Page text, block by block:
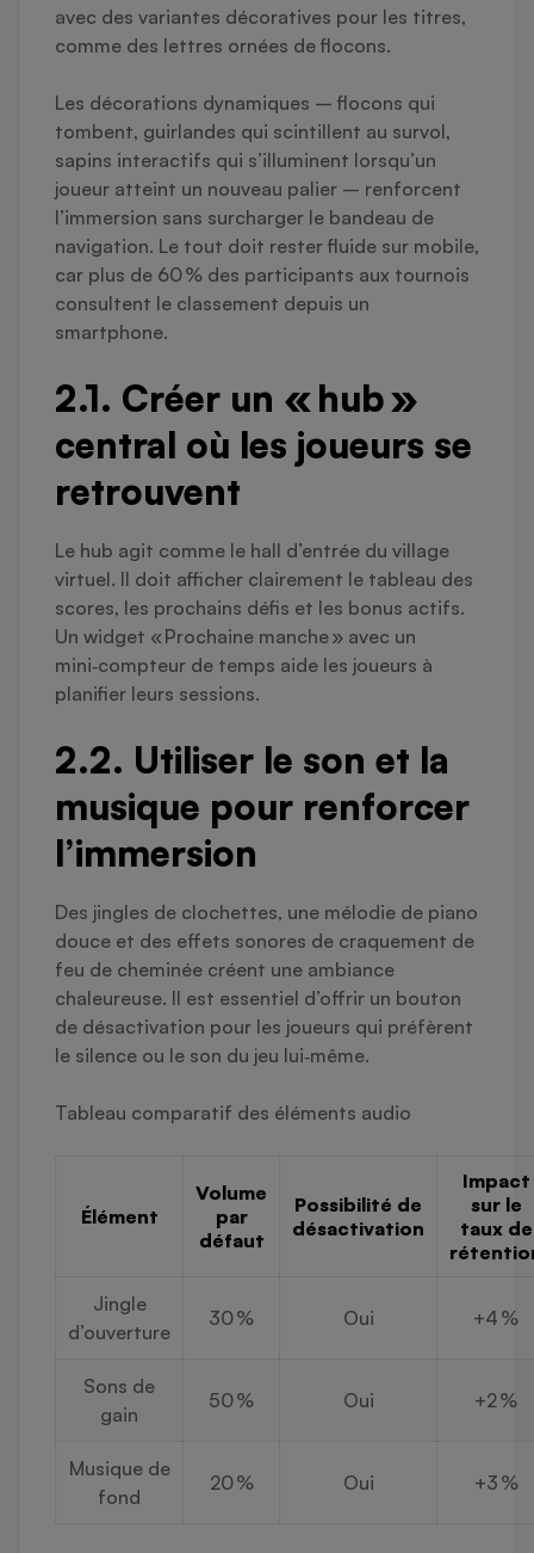
avec des variantes décoratives pour les titres,
comme des lettres ornées de flocons.
Les décorations dynamiques – flocons qui
tombent, guirlandes qui scintillent au survol,
sapins interactifs qui s’illuminent lorsqu’un
joueur atteint un nouveau palier – renforcent
l’immersion sans surcharger le bandeau de
navigation. Le tout doit rester fluide sur mobile,
car plus de 60 % des participants aux tournois
consultent le classement depuis un
smartphone.
2.1. Créer un « hub »
central où les joueurs se
retrouvent
Le hub agit comme le hall d’entrée du village
virtuel. Il doit afficher clairement le tableau des
scores, les prochains défis et les bonus actifs.
Un widget « Prochaine manche » avec un
mini‑compteur de temps aide les joueurs à
planifier leurs sessions.
2.2. Utiliser le son et la
musique pour renforcer
l’immersion
Des jingles de clochettes, une mélodie de piano
douce et des effets sonores de craquement de
feu de cheminée créent une ambiance
chaleureuse. Il est essentiel d’offrir un bouton
de désactivation pour les joueurs qui préfèrent
le silence ou le son du jeu lui‑même.
Tableau comparatif des éléments audio
Élément
Volume
par
défaut
Possibilité de
désactivation
Impact
sur le
taux de
Jingle
d’ouverture
30 % Oui +4 %
Sons de
gain
50 % Oui +2 %
Musique de
fond
20 % Oui +3 %